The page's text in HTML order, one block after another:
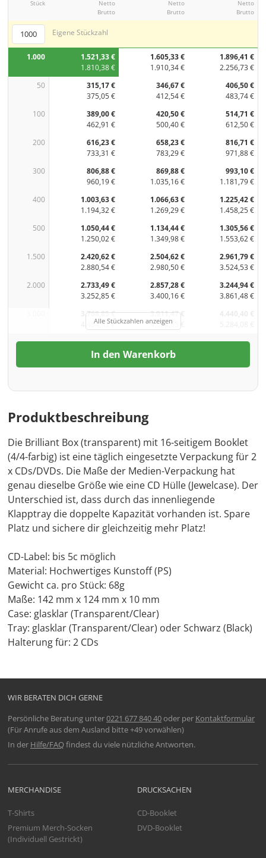
Stück
Netto
Brutto
Netto
Brutto
Netto
Brutto
Eigene Stückzahl
1.000
1.521,33 €
1.810,38 €
1.605,33 €
1.910,34 €
1.896,41 €
2.256,73 €
50
315,17 €
375,05 €
346,67 €
412,54 €
406,50 €
483,74 €
100
389,00 €
462,91 €
420,50 €
500,40 €
514,71 €
612,50 €
200
616,23 €
733,31 €
658,23 €
783,29 €
816,71 €
971,88 €
300
806,88 €
960,19 €
869,88 €
1.035,16 €
993,10 €
1.181,79 €
400
1.003,63 €
1.194,32 €
1.066,63 €
1.269,29 €
1.225,42 €
1.458,25 €
500
1.050,44 €
1.250,02 €
1.134,44 €
1.349,98 €
1.305,56 €
1.553,62 €
1.500
2.420,62 €
2.880,54 €
2.504,62 €
2.980,50 €
2.961,79 €
3.524,53 €
2.000
2.733,49 €
3.252,85 €
2.857,28 €
3.400,16 €
3.244,94 €
3.861,48 €
3.768,85 €
4.484,93 €
3.911,47 €
4.654,65 €
Alle Stückzahlen anzeigen
In den Warenkorb
Produktbeschreibung
Die Brilliant Box (transparent) mit 16-seitigem Booklet
(4/4-farbig) ist eine täglich eingesetzte Verpackung für 2
x CDs/DVDs. Die Maße der Medien-Verpackung hat
genau dieselbe Größe wie eine CD Hülle (Jewelcase). Der
Unterschied ist, dass durch das innenliegende
Klapptray die doppelte Kapazität vorhanden ist. Spare
Platz und sichere dir gleichzeitig mehr Platz!
CD-Label: bis 5c möglich
Material: Hochwertiges Kunstoff (PS)
Gewicht ca. pro Stück: 68g
Maße: 142 mm x 124 mm x 10 mm
Case: glasklar (Transparent/Clear)
Tray: glasklar (Transparent/Clear) oder Schwarz (Black)
Halterung für: 2 CDs
WIR BERATEN DICH GERNE
Persönliche Beratung unter0221 677 840 40oder per Kontaktformular
(Für Anrufe aus dem Ausland bitte +49 vorwählen)
In der Hilfe/FAQfindest du viele nützliche Antworten.
MERCHANDISE
T-Shirts
Premium Merch-Socken
(Individuell Gestrickt)
DRUCKSACHEN
CD-Booklet
DVD-Booklet